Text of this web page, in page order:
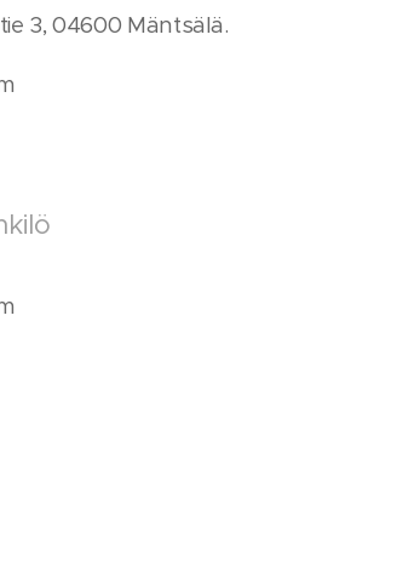
3, 04600 Mäntsälä.